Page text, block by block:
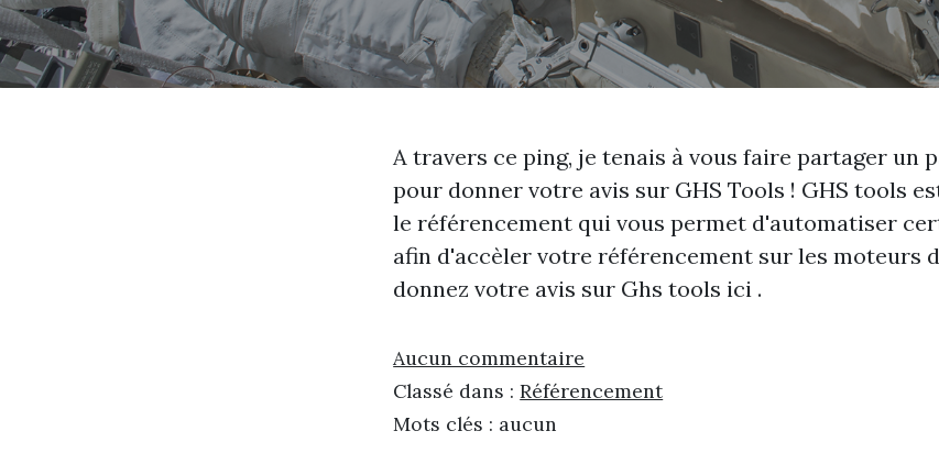
A travers ce ping, je tenais à vous faire partager un
pour donner votre avis sur GHS Tools ! GHS tools
le référencement qui vous permet d'automatiser
afin d'accèler votre référencement sur les moteurs
donnez votre avis sur Ghs tools ici .
Aucun commentaire
Classé dans :Référencement
Mots clés : aucun